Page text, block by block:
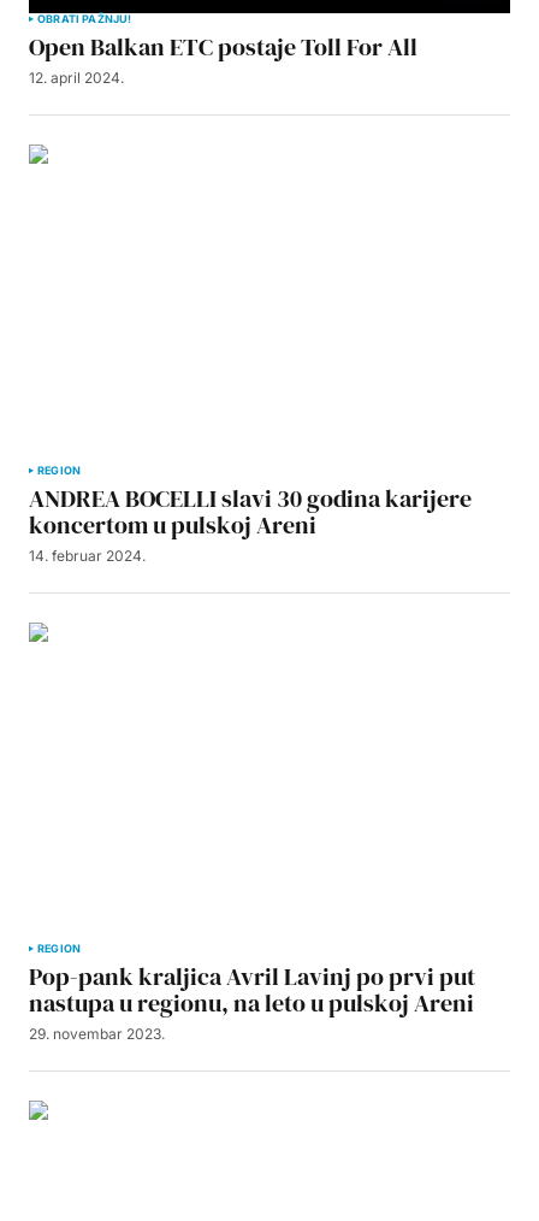
OBRATI PAŽNJU!
Open Balkan ETC postaje Toll For All
12. april 2024.
REGION
ANDREA BOCELLI slavi 30 godina karijere
koncertom u pulskoj Areni
14. februar 2024.
REGION
Pop-pank kraljica Avril Lavinj po prvi put
nastupa u regionu, na leto u pulskoj Areni
29. novembar 2023.